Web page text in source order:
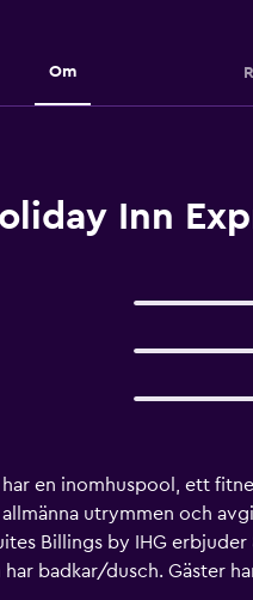
Om
Inn
en inomhuspool, ett
utrymmen och
Billings by IHG
har badkar/dusch. Gäster